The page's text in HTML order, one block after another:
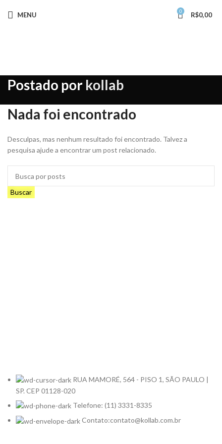
MENU 0 R$0,00
Postado por kollab
Nada foi encontrado
Desculpas, mas nenhum resultado foi encontrado. Talvez a
pesquisa ajude a encontrar um post relacionado.
Buscar
RUA MAMORÉ, 564 - PISO 1, SÃO PAULO |
SP. CEP 01128-020
Telefone: (11) 3331-8335
Contato:contato@kollab.com.br